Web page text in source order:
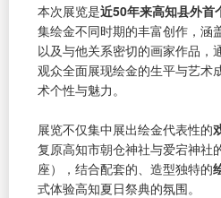
本次展览是近50年来高知县外首
集绘金不同时期的丰富创作，涵
以及与他关系密切的画家作品，
观众全面展现绘金的生平与艺术
术个性与魅力。
展览不仅集中展出绘金代表性的
复原高知市朝仓神社与爱宕神社
座），结合配套的、造型独特的
式体验高知夏日祭典的氛围。